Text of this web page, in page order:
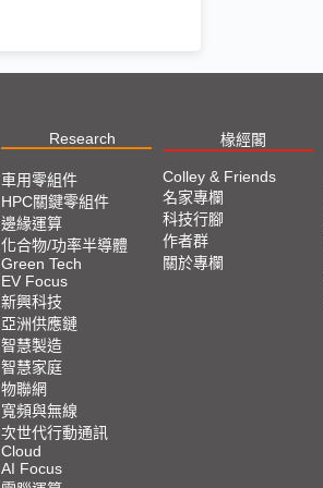
Research 椽經閣
車用零組件
HPC關鍵零組件
邊緣運算
化合物/功率半導體
Green Tech
EV Focus
新興科技
亞洲供應鏈
智慧製造
智慧家庭
物聯網
寬頻與無線
次世代行動通訊
Cloud
AI Focus
Colley & Friends
名家專欄
科技行腳
作者群
關於專欄